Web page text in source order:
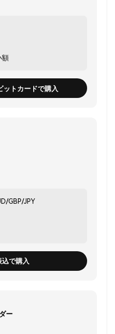
額
ットカードで購入
GBP/JPY
で購入
ー